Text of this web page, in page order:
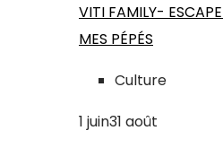
VITI FAMILY-
MES PÉPÉS
Culture
1 juin31 août